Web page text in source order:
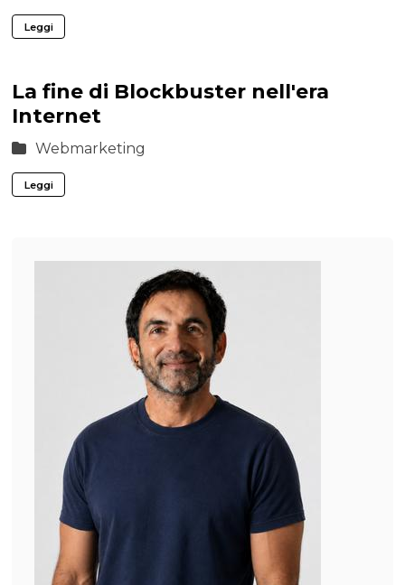
Leggi
La fine di Blockbuster nell'era
Internet
Webmarketing
Leggi